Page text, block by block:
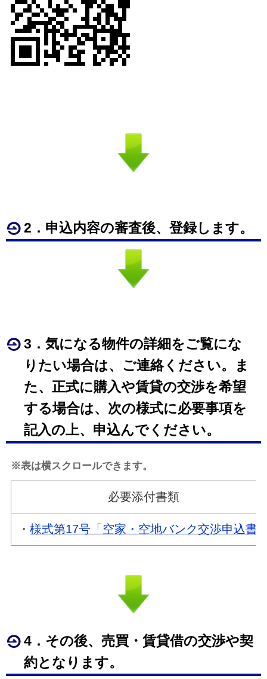
2．申込内容の審査後、登録します。
3．気になる物件の詳細をご覧にな
りたい場合は、ご連絡ください。ま
た、正式に購入や賃貸の交渉を希望
する場合は、次の様式に必要事項を
記入の上、申込んでください。
※表は横スクロールできます。
必要添付書類
・様式第17号「空家・空地バンク交渉申込書
4．その後、売買・賃貸借の交渉や契
約となります。